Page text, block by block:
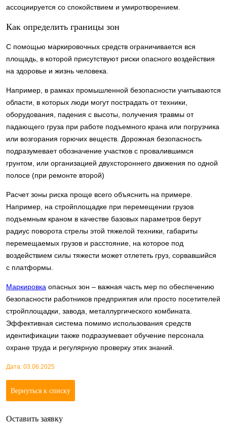
ассоциируется со спокойствием и умиротворением.
Как определить границы зон
С помощью маркировочных средств ограничивается вся
площадь, в которой присутствуют риски опасного воздействия
на здоровье и жизнь человека.
Например, в рамках промышленной безопасности учитываются
области, в которых люди могут пострадать от техники,
оборудования, падения с высоты, получения травмы от
падающего груза при работе подъемного крана или погрузчика
или возгорания горючих веществ. Дорожная безопасность
подразумевает обозначение участков с провалившимся
грунтом, или организацией двухстороннего движения по одной
полосе (при ремонте второй)
Расчет зоны риска проще всего объяснить на примере.
Например, на стройплощадке при перемещении грузов
подъемным краном в качестве базовых параметров берут
радиус поворота стрелы этой тяжелой техники, габариты
перемещаемых грузов и расстояние, на которое под
воздействием силы тяжести может отлететь груз, сорвавшийся
с платформы.
Маркировка опасных зон – важная часть мер по обеспечению
безопасности работников предприятия или просто посетителей
стройплощадки, завода, металлургического комбината.
Эффективная система помимо использования средств
идентификации также подразумевает обучение персонала
охране труда и регулярную проверку этих знаний.
Дата: 03.06.2025
Вернуться к списку
Оставить заявку